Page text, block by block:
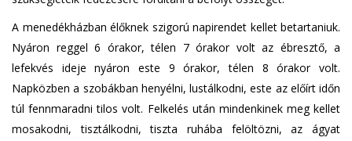
A menedékházban élőknek szigorú napirendet kellet betartaniuk.
Nyáron reggel 6 órakor, télen 7 órakor volt az ébresztő, a
lefekvés ideje nyáron este 9 órakor, télen 8 órakor volt.
Napközben a szobákban henyélni, lustálkodni, este az előírt időn
túl fennmaradni tilos volt. Felkelés után mindenkinek meg kellet
mosakodni, tisztálkodni, tiszta ruhába felöltözni, az ágyat